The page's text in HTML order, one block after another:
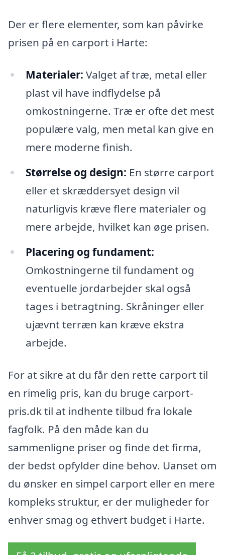
Der er flere elementer, som kan påvirke
prisen på en carport i Harte:
Materialer: Valget af træ, metal eller
plast vil have indflydelse på
omkostningerne. Træ er ofte det mest
populære valg, men metal kan give en
mere moderne finish.
Størrelse og design: En større carport
eller et skræddersyet design vil
naturligvis kræve flere materialer og
mere arbejde, hvilket kan øge prisen.
Placering og fundament:
Omkostningerne til fundament og
eventuelle jordarbejder skal også
tages i betragtning. Skråninger eller
ujævnt terræn kan kræve ekstra
arbejde.
For at sikre at du får den rette carport til
en rimelig pris, kan du bruge carport-
pris.dk til at indhente tilbud fra lokale
fagfolk. På den måde kan du
sammenligne priser og finde det firma,
der bedst opfylder dine behov. Uanset om
du ønsker en simpel carport eller en mere
kompleks struktur, er der muligheder for
enhver smag og ethvert budget i Harte.